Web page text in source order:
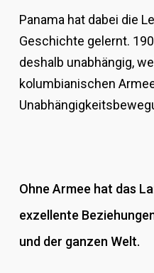
Panama hat dabei die
Geschichte gelernt.
deshalb unabhängig,
kolumbianischen
Ohne Armee hat das
exzellente
und der ganzen Welt.